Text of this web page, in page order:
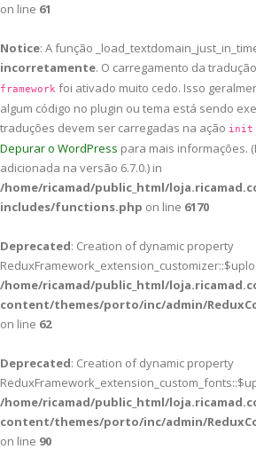
on line 61
Notice: A função
incorretamente. O carregamento da
framework foi ativado muito cedo. Isso
algum código no plugin ou tema está sendo
traduções devem ser carregadas na ação init
Depurar o WordPress para mais informações.
adicionada na versão 6.7.0.) in
/home/ricamad/public_html/
includes/functions.php on line 6170
Deprecated: Creation of dynamic property
/home/ricamad/public_html/
content/themes/porto/inc/admin/
on line 62
Deprecated: Creation of dynamic property
/home/ricamad/public_html/
content/themes/porto/inc/admin/
on line 90